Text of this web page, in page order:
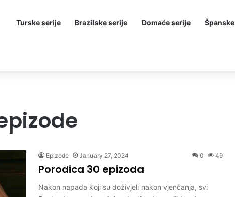
Turske serije Brazilske serije Domaće serije
Epizode January 27, 2024 0 49
Porodica 30 epizoda
Nakon napada koji su doživjeli nakon vjenčanja, svi